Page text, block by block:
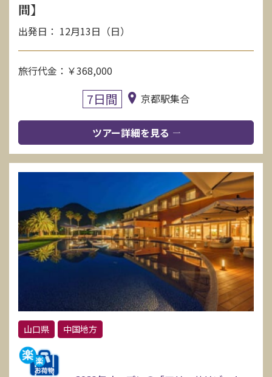
間】
出発日： 12月13日（日）
旅行代金：￥368,000
7日間 京都駅集合
ツアー詳細を見る
山口県 中国地方